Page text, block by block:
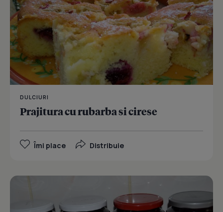
DULCIURI
Prajitura cu rubarba si cirese
Îmi place Distribuie